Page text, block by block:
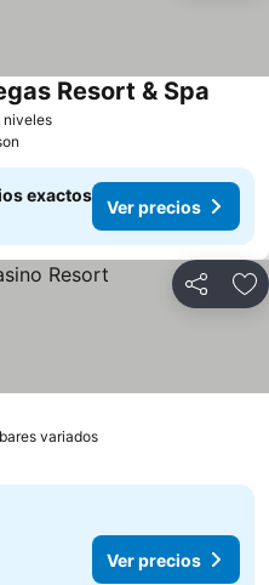
niveles
Resort & Spa
exactos
Ver precios
Compartir
variados
Ver precios